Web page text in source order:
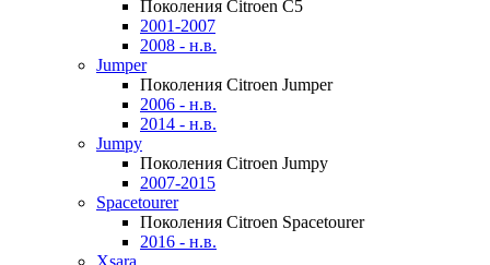
Поколения Citroen C5
2001-2007
2008 - н.в.
Jumper
Поколения Citroen Jumper
2006 - н.в.
2014 - н.в.
Jumpy
Поколения Citroen Jumpy
2007-2015
Spacetourer
Поколения Citroen Spacetourer
2016 - н.в.
Xsara